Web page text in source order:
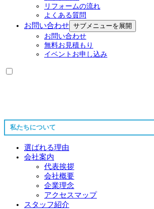
リフォームの流れ
よくある質問
お問い合わせ サブメニューを展開
お問い合わせ
無料お見積もり
イベントお申し込み
私たちについて
選ばれる理由
会社案内
代表挨拶
会社概要
企業理念
アクセスマップ
スタッフ紹介